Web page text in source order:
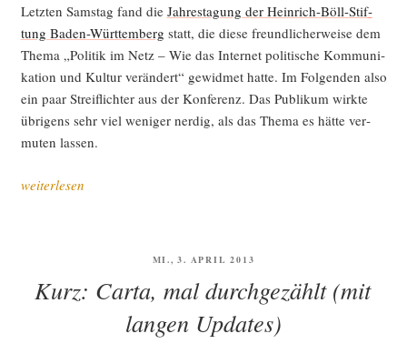
Letz­ten Sams­tag fand die Jah­res­ta­gung der Hein­rich-Böll-Stif­
tung Baden-Würt­tem­berg statt, die die­se freund­li­cher­wei­se dem
The­ma „Poli­tik im Netz – Wie das Inter­net poli­ti­sche Kom­mu­ni­
ka­ti­on und Kul­tur ver­än­dert“ gewid­met hat­te. Im Fol­gen­den also
ein paar Streif­lich­ter aus der Kon­fe­renz. Das Publi­kum wirk­te
übri­gens sehr viel weni­ger nerdig, als das The­ma es hät­te ver­
mu­ten lassen.
„Poli­
was geht?“
weiterlesen
VERÖFFENTLICHT
MI., 3. APRIL 2013
Kurz: Carta, mal durchgezählt (mit
langen Updates)